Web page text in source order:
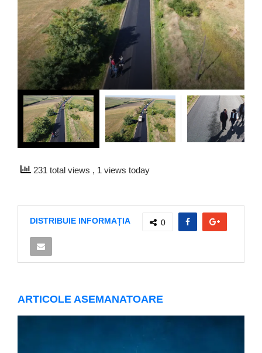
231 total views , 1 views today
DISTRIBUIE INFORMAȚIA 0
ARTICOLE ASEMANATOARE